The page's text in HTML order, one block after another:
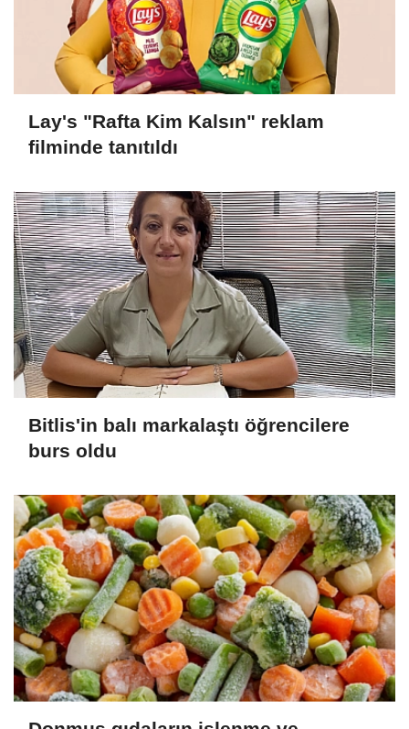
Lay's "Rafta Kim Kalsın" reklam
filminde tanıtıldı
Bitlis'in balı markalaştı öğrencilere
burs oldu